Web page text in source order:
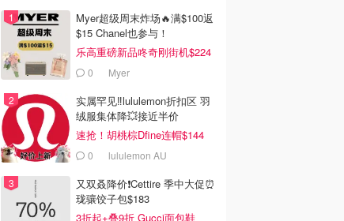
Myer超级周末炸场🔥满$100返
$15 Chanel也参与！
乐高重磅新品咚奇刚街机$224
0 Myer
实属罕见‼️lululemon折扣区 羽
绒服集体降💥接近半价
速抢！胡桃棕Dfine连帽$144
0 lululemon AU
又双叒降价❗️Cettire 季中大促⏰
珑骧饺子包$183
3折起+叠9折 Gucci面包鞋